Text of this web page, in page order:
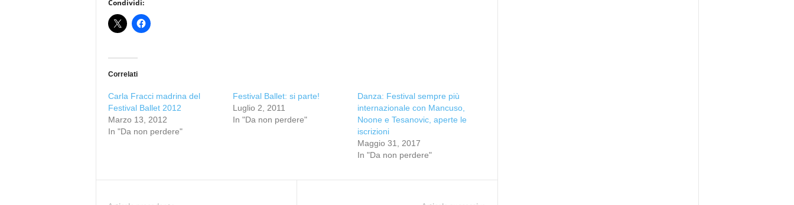
Condividi:
Correlati
Carla Fracci madrina del
Festival Ballet 2012
Marzo 13, 2012
In "Da non perdere"
Festival Ballet: si parte!
Luglio 2, 2011
In "Da non perdere"
Danza: Festival sempre più
internazionale con Mancuso,
Noone e Tesanovic, aperte le
iscrizioni
Maggio 31, 2017
In "Da non perdere"